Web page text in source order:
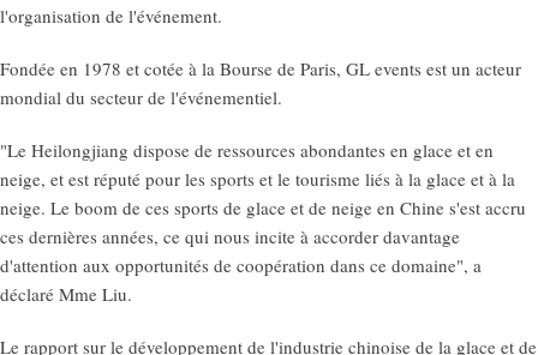
l'organisation de l'événement.
Fondée en 1978 et cotée à la Bourse de Paris, GL events est un acteur
mondial du secteur de l'événementiel.
"Le Heilongjiang dispose de ressources abondantes en glace et en
neige, et est réputé pour les sports et le tourisme liés à la glace et à la
neige. Le boom de ces sports de glace et de neige en Chine s'est accru
ces dernières années, ce qui nous incite à accorder davantage
d'attention aux opportunités de coopération dans ce domaine", a
déclaré Mme Liu.
Le rapport sur le développement de l'industrie chinoise de la glace et de